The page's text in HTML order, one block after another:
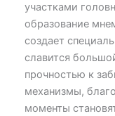
участками
образование
создает
славится
прочностью к
механизмы,
моменты